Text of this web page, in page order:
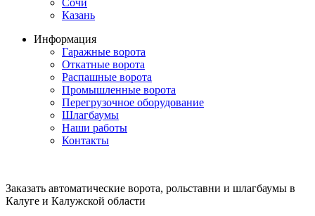
Сочи
Казань
Информация
Гаражные ворота
Откатные ворота
Распашные ворота
Промышленные ворота
Перегрузочное оборудование
Шлагбаумы
Наши работы
Контакты
Заказать автоматические ворота, рольставни и шлагбаумы в
Калуге и Калужской области